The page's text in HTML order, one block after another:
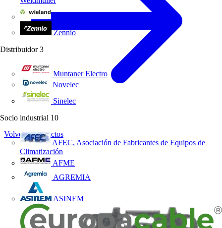
Zennio
Distribuidor 3
Muntaner Electro
Novelec
Sinelec
Socio industrial 10
AFEC, Asociación de Fabricantes de Equipos de
Climatización
AFME
AGREMIA
ASINEM
Volver a Productos